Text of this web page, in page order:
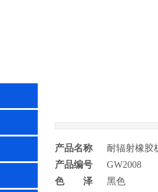
产品名称
耐辐射橡胶
产品编号
GW2008
色 泽
黑色